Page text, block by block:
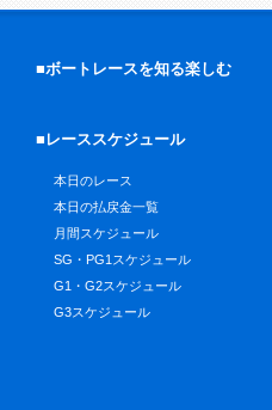
■ボートレースを知る楽しむ
■レーススケジュール
本日のレース
本日の払戻金一覧
月間スケジュール
SG・PG1スケジュール
G1・G2スケジュール
G3スケジュール